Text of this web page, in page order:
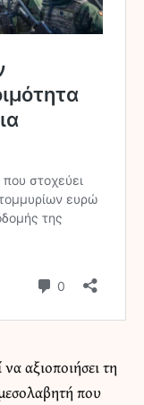
να αξιοποιήσει τη
που